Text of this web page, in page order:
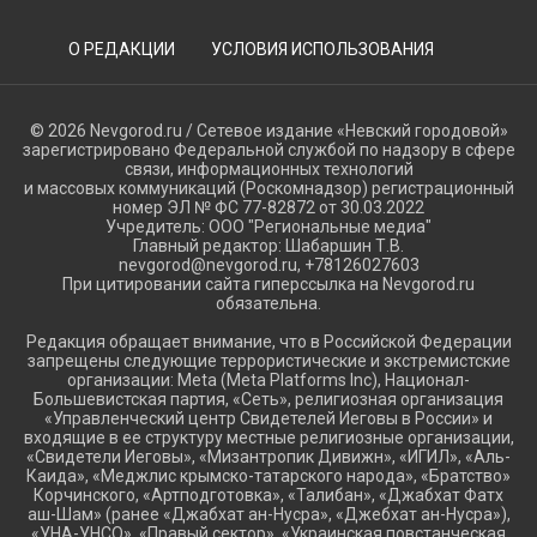
О РЕДАКЦИИ УСЛОВИЯ ИСПОЛЬЗОВАНИЯ
© 2026 Nevgorod.ru / Сетевое издание «Невский городовой»
зарегистрировано Федеральной службой по надзору в сфере
связи, информационных технологий
и массовых коммуникаций (Роскомнадзор) регистрационный
номер ЭЛ № ФС 77-82872 от 30.03.2022
Учредитель: ООО "Региональные медиа"
Главный редактор: Шабаршин Т.В.
nevgorod@nevgorod.ru, +78126027603
При цитировании сайта гиперссылка на Nevgorod.ru
обязательна.
Редакция обращает внимание, что в Российской Федерации
запрещены следующие террористические и экстремистские
организации: Meta (Meta Platforms Inc), Национал-
Большевистская партия, «Сеть», религиозная организация
«Управленческий центр Свидетелей Иеговы в России» и
входящие в ее структуру местные религиозные организации,
«Свидетели Иеговы», «Мизантропик Дивижн», «ИГИЛ», «Аль-
Каида», «Меджлис крымско-татарского народа», «Братство»
Корчинского, «Артподготовка», «Талибан», «Джабхат Фатх
аш-Шам» (ранее «Джабхат ан-Нусра», «Джебхат ан-Нусра»),
«УНА-УНСО», «Правый сектор», «Украинская повстанческая